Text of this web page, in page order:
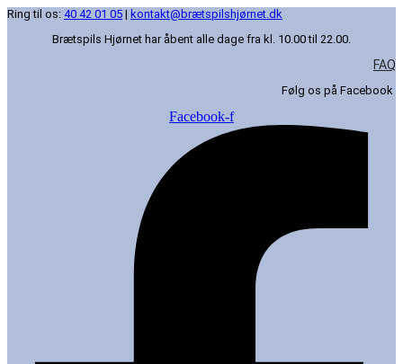
Ring til os: 40 42 01 05 | kontakt@brætspilshjørnet.dk
Brætspils Hjørnet har åbent alle dage fra kl. 10.00 til 22.00.
FAQ
Følg os på Facebook
Facebook-f